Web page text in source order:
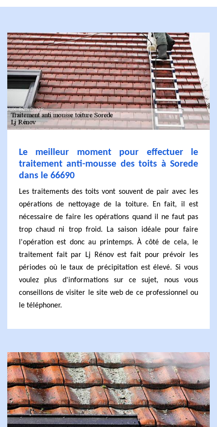
Le meilleur moment pour effectuer le
traitement anti-mousse des toits à Sorede
dans le 66690
Les traitements des toits vont souvent de pair avec les
opérations de nettoyage de la toiture. En fait, il est
nécessaire de faire les opérations quand il ne faut pas
trop chaud ni trop froid. La saison idéale pour faire
l'opération est donc au printemps. À côté de cela, le
traitement fait par Lj Rénov est fait pour prévoir les
périodes où le taux de précipitation est élevé. Si vous
voulez plus d'informations sur ce sujet, nous vous
conseillons de visiter le site web de ce professionnel ou
le téléphoner.